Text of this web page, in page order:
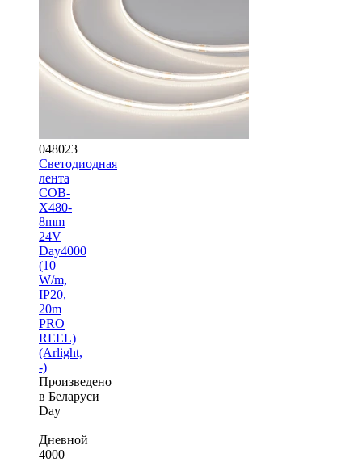
048023
Светодиодная
лента
COB-
X480-
8mm
24V
Day4000
(10
W/m,
IP20,
20m
PRO
REEL)
(Arlight,
-)
Произведено
в Беларуси
Day
|
Дневной
4000